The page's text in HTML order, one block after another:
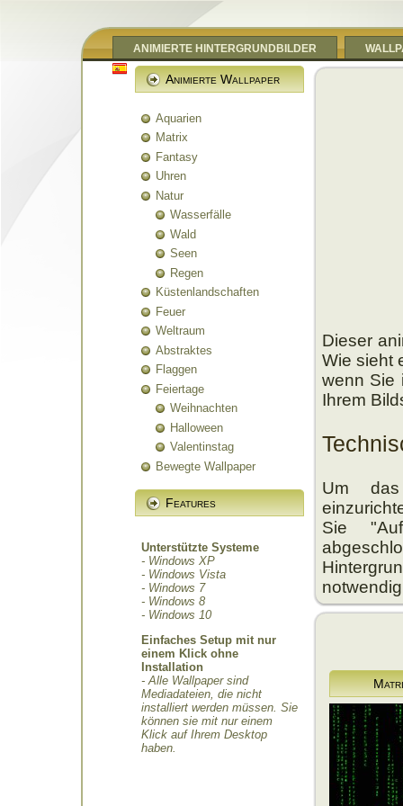
ANIMIERTE HINTERGRUNDBILDER
Animierte Wallpaper
Aquarien
Matrix
Fantasy
Uhren
Natur
Wasserfälle
Wald
Seen
Regen
Küstenlandschaften
Feuer
Weltraum
Abstraktes
Flaggen
Feiertage
Weihnachten
Halloween
Valentinstag
Bewegte Wallpaper
Features
Unterstützte Systeme
- Windows XP
- Windows Vista
- Windows 7
- Windows 8
- Windows 10
Einfaches Setup mit nur
einem Klick ohne
Installation
- Alle Wallpaper sind
Mediadateien, die nicht
installiert werden müssen. Sie
können sie mit nur einem
Klick auf Ihrem Desktop
haben.
Dieser
Wie sieht
wenn Sie
Ihrem
Um das
Sie